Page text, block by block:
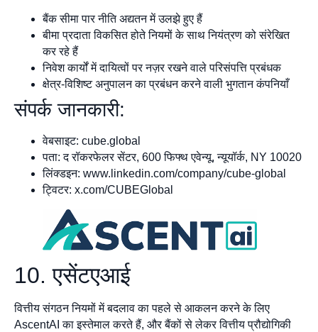
बैंक सीमा पार नीति अद्यतन में उलझे हुए हैं
बीमा प्रदाता विकसित होते नियमों के साथ नियंत्रण को संरेखित
कर रहे हैं
निवेश कार्यों में दायित्वों पर नज़र रखने वाले परिसंपत्ति प्रबंधक
क्षेत्र-विशिष्ट अनुपालन का प्रबंधन करने वाली भुगतान कंपनियाँ
संपर्क जानकारी:
वेबसाइट: cube.global
पता: द रॉकरफेलर सेंटर, 600 फिफ्थ एवेन्यू, न्यूयॉर्क, NY 10020
लिंक्डइन: www.linkedin.com/company/cube-global
ट्विटर: x.com/CUBEGlobal
10. एसेंटएआई
वित्तीय संगठन नियमों में बदलाव का पहले से आकलन करने के लिए
AscentAI का इस्तेमाल करते हैं, और बैंकों से लेकर वित्तीय प्रौद्योगिकी